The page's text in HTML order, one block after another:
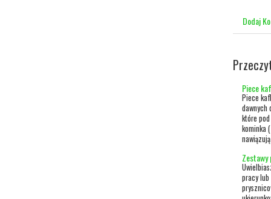
Dodaj
Piece
Piece
dawnych
które
kominka
Zestawy
pracy lub